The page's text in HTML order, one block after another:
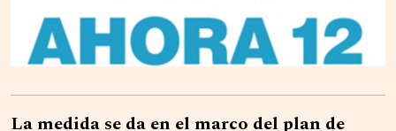
La medida se da en el marco del plan de